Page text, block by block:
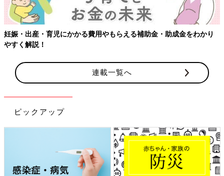
ーズナブルなサービスを利用するのもよいでしょう。
子どもの作品や思い出、思い入れのある衣類なども、同様に写真
で撮ってデジタル保存しておくのもひとつです。服は人形サイズ
のものにリフォームしたり、その布でマスコットをつくるなどし
て、それらに触れることで思い出に浸ることもできます。
たとえばランドセルの皮を再利用してミニチュアランドセルと財
布や筆箱などの革製品に変えるサービスを利用する人もいます。
ますが、思い出のものは何より心や記憶という収納スペースにし
まっておくことができるということも忘れないでほしいです。
ものでとっておかなければ忘れてしまうような思い出は、もしか
したら、さほど重要なものではないのかもしれません。
妊娠・出産・育児にかかる費用やもらえる補助金・助成金をわかり
やすく解説！
連載一覧へ
ピックアップ